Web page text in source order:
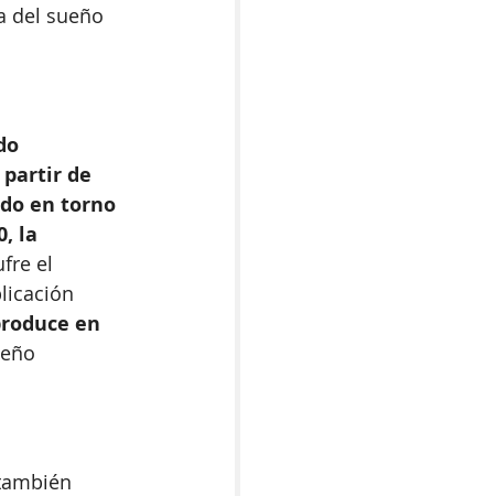
del sueño
partir de
en torno
la
el
en